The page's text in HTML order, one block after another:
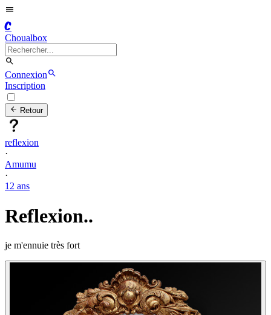
C
Choualbox
Connexion
Inscription
Retour
reflexion
·
Amumu
·
12 ans
Reflexion..
je m'ennuie très fort